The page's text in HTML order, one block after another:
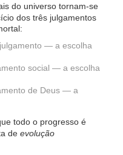
do universo tornam-se
dos três julgamentos
— a escolha
social — a escolha
de Deus — a
todo o progresso é
de evolução